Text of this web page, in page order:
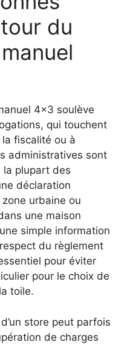
du
4×3 soulève
qui touchent
fiscalité ou à
administratives sont
la plupart des
déclaration
urbaine ou
une maison
simple information
du règlement
pour éviter
pour le choix de
toile.
store peut parfois
de charges